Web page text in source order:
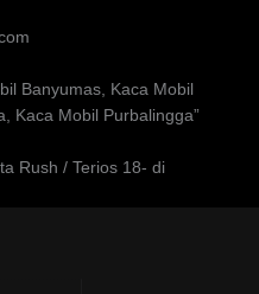
Banyumas, Kaca Mobil
Kaca Mobil Purbalingga”
Rush / Terios 18- di